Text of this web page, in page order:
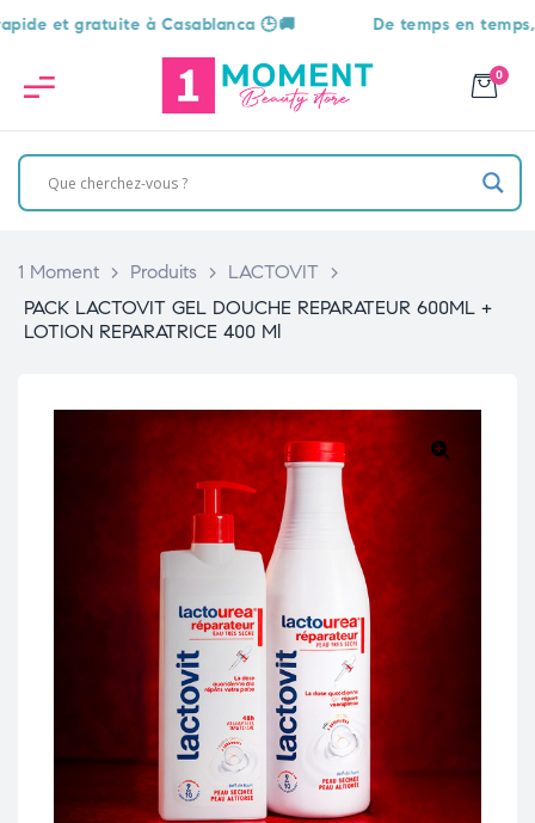
gratuite à Casablanca 🕒🚚 De temps en temps, une
0
1 Moment > Produits > LACTOVIT
>
PACK LACTOVIT GEL DOUCHE REPARATEUR 600ML +
LOTION REPARATRICE 400 Ml